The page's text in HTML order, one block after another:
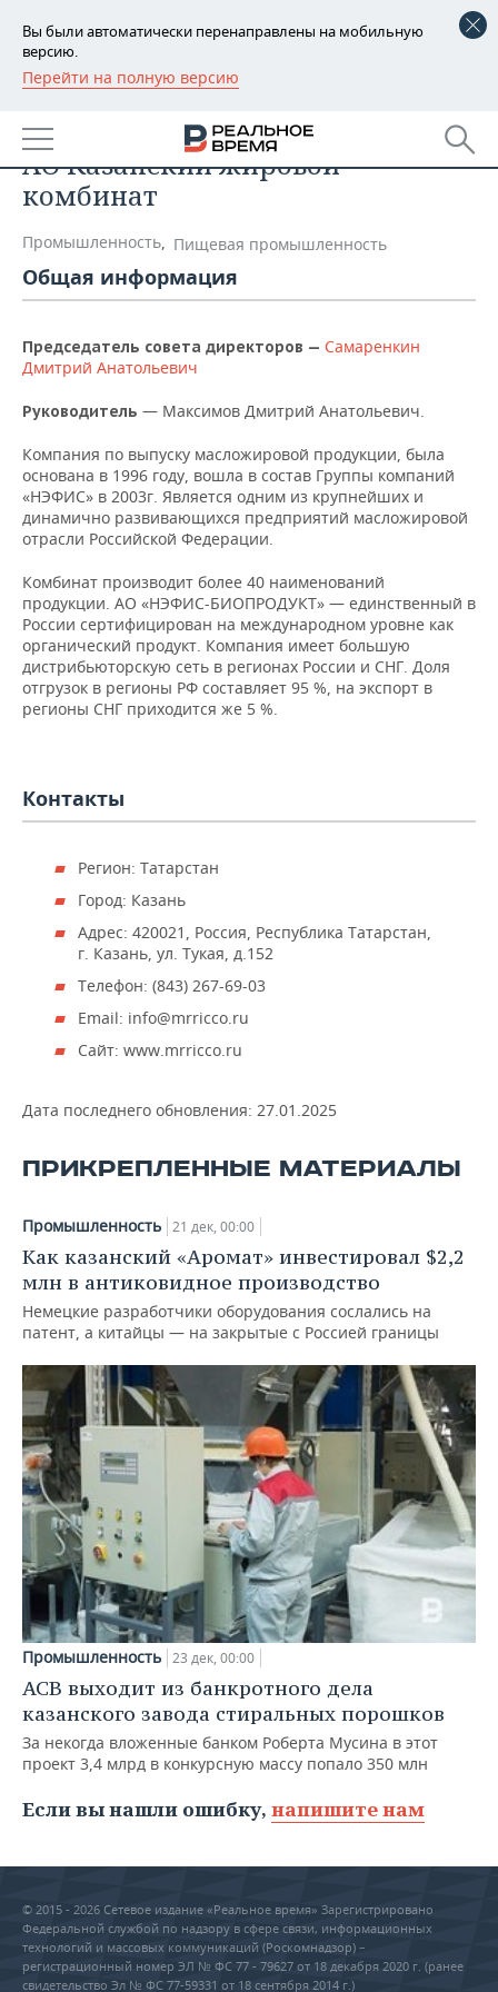
Вы были автоматически перенаправлены на мобильную
версию.
Перейти на полную версию
РЕГИОНЫ
БАШКОРТОСТАН
ТАТАРСТАН
УДМУРТИЯ
НОВОСТИ
АНАЛИТИКА
НОВОСТИ АНАЛИТИКИ
ДЕКЛАРАЦИИ О ДОХОДАХ
ТОРГОВЫЕ ЦЕНТРЫ
ТАТАРСТАНА
ЭКОНОМИКА
НОВОСТИ ЭКОНОМИКИ
ИНВЕСТИЦИИ
ПРОМЫШЛЕННОСТЬ
ПРОМЫШЛЕННОСТИ
АГРОПРОМ
МАШИНОСТРОЕНИЕ
НЕФТЕХИМИЯ
ОПК
ЭНЕРГЕТИКА
НЕДВИЖИМОСТЬ
НОВОСТИ БИЗНЕСА
РОЗНИЧНАЯ ТОРГОВЛЯ
ТРАНСПОРТ
УСЛУГИ
ТЕХНОЛОГИИ
НОВОСТИ ТЕХНОЛОГИЙ
IT
МЕДИА
ТЕЛЕКОММУНИКАЦИИ
МЕРОПРИЯТИЯ
НОВОСТИ МЕРОПРИЯТИЙ
ВЫЕЗДНАЯ РЕДАКЦИЯ
БИЗНЕС-БРАНЧИ
ОТКРЫТАЯ ЛЕКЦИЯ
СПОРТ
НОВОСТИ СПОРТА
ФУТБОЛ
БАСКЕТБОЛ
КИБЕРСПОРТ
ФИГУРНОЕ КАТАНИЕ
ВОДНЫЕ ВИДЫ СПОРТА
ХОККЕЙ С МЯЧОМ
ОБЩЕСТВО
НОВОСТИ ОБЩЕСТВА
ИНФРАСТРУКТУРА
КУЛЬТУРА
МЕДИЦИНА
ОБРАЗОВАНИЕ
ПРОИСШЕСТВИЯ
ФОТОГАЛЕРЕЯ
СПРАВОЧНИК
СПИСОК КОМПАНИЙ
АО Казанский жировой
комбинат
Промышленность, Пищевая промышленность
Общая информация
Председатель совета директоров — Самаренкин
Дмитрий Анатольевич
Руководитель — Максимов Дмитрий Анатольевич.
Компания по выпуску масложировой продукции, была
основана в 1996 году, вошла в состав Группы компаний
«НЭФИС» в 2003г. Является одним из крупнейших и
динамично развивающихся предприятий масложировой
отрасли Российской Федерации.
Комбинат производит более 40 наименований
продукции. АО «НЭФИС-БИОПРОДУКТ» — единственный в
России сертифицирован на международном уровне как
органический продукт. Компания имеет большую
дистрибьюторскую сеть в регионах России и СНГ. Доля
отгрузок в регионы РФ составляет 95 %, на экспорт в
регионы СНГ приходится же 5 %.
Контакты
Регион: Татарстан
Город: Казань
Адрес: 420021, Россия, Республика Татарстан,
г. Казань, ул. Тукая, д.152
Телефон: (843) 267-69-03
Email: info@mrricco.ru
Сайт: www.mrricco.ru
Дата последнего обновления: 27.01.2025
ПРИКРЕПЛЕННЫЕ МАТЕРИАЛЫ
Промышленность 21 дек, 00:00
Как казанский «Аромат» инвестировал $2,2
млн в антиковидное производство
Немецкие разработчики обор­удования сослались на
патент, а китайцы — на закрытые с Россией границы
Промышленность 23 дек, 00:00
АСВ выходит из банкротного дела
казанского завода стиральных порошков
За некогда вложенные банком Роберта Мусина в этот
проект 3,4 млрд в конкурсную массу попало 350 млн
Если вы нашли ошибку, напишите нам
© 2015 - 2026 Сетевое издание «Реальное время» Зарегистрировано
Федеральной службой по надзору в сфере связи, информационных
технологий и массовых коммуникаций (Роскомнадзор) –
регистрационный номер ЭЛ № ФС 77 - 79627 от 18 декабря 2020 г. (ранее
свидетельство Эл № ФС 77-59331 от 18 сентября 2014 г.)